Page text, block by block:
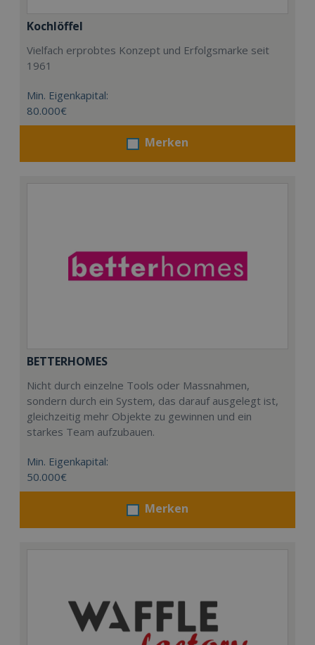
Kochlöffel
Vielfach erprobtes Konzept und Erfolgsmarke seit
1961
Min. Eigenkapital:
80.000€
Merken
BETTERHOMES
Nicht durch einzelne Tools oder Massnahmen,
sondern durch ein System, das darauf ausgelegt ist,
gleichzeitig mehr Objekte zu gewinnen und ein
starkes Team aufzubauen.
Min. Eigenkapital:
50.000€
Merken